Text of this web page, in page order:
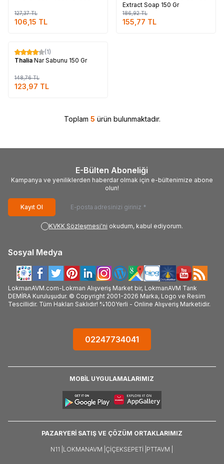
127,37TL
106,15 TL
Extract Soap 150 Gr
186,92TL
155,77 TL
%17
(1)
Thalia Nar Sabunu 150 Gr
148,76TL
123,97 TL
Toplam 5 ürün bulunmaktadır.
E-Bülten Aboneliği
Kampanya ve yeniliklerden haberdar olmak için e-bültenimize abone
olun!
Kayıt Ol
KVKK Sözleşmesi'ni okudum, kabul ediyorum.
Sosyal Medya
LokmanAVM.com-Lokman Alışveriş Market bir, LokmanAVM Tarık
DEMİRA Kuruluşudur. © Copyright 2001-2026 Marka, Logo ve Resim
Tescillidir. Tüm Hakları Saklıdır! %100Yerli - Online Alışveriş Marketidir.
02247734041
MOBİL UYGULAMALARIMIZ
PAZARYERİ SATIŞ VE ÇÖZÜM ORTAKLARIMIZ
N11 | LOKMANAVM | ÇIÇEKSEPETI | PTTAVM |